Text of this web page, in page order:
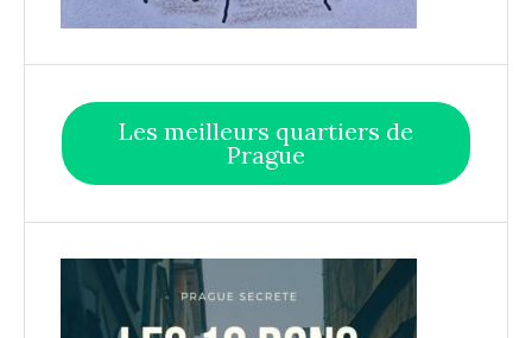
Les meilleurs quartiers de
Prague